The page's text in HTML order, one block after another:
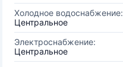
Холодное водоснабжение:
Центральное
Электроснабжение:
Центральное